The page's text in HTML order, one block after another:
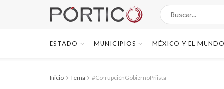
ESTADO MUNICIPIOS MÉXICO Y EL MUNDO
Inicio Tema #CorrupciónGobiernoPriista